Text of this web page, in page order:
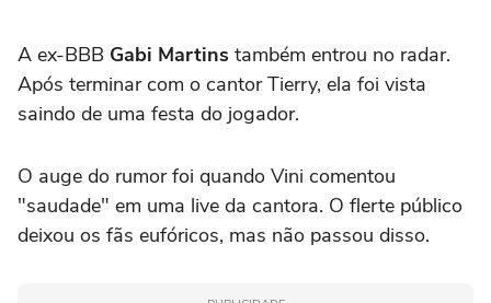
A ex-BBB Gabi Martins também entrou no radar.
Após terminar com o cantor Tierry, ela foi vista
saindo de uma festa do jogador.
O auge do rumor foi quando Vini comentou
"saudade" em uma live da cantora. O flerte público
deixou os fãs eufóricos, mas não passou disso.